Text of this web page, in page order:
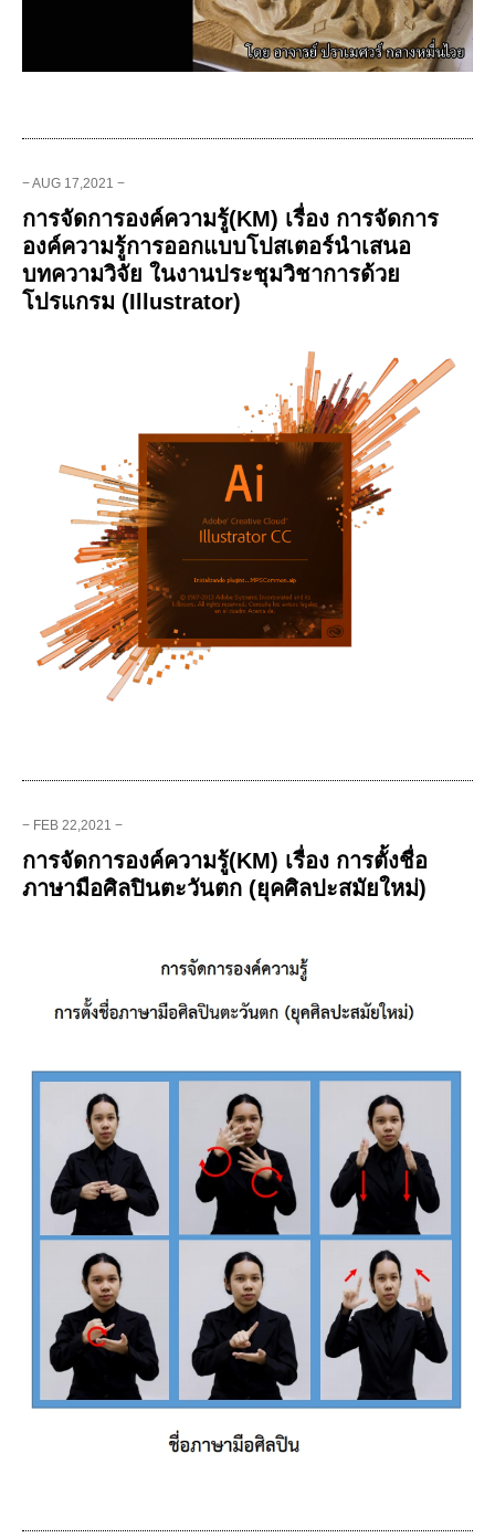
− AUG 17,2021 −
การจัดการองค์ความรู้(KM) เรื่อง การจัดการ
องค์ความรู้การออกแบบโปสเตอร์นำเสนอ
บทความวิจัย ในงานประชุมวิชาการด้วย
โปรแกรม (Illustrator)
− FEB 22,2021 −
การจัดการองค์ความรู้(KM) เรื่อง การตั้งชื่อ
ภาษามือศิลปินตะวันตก (ยุคศิลปะสมัยใหม่)